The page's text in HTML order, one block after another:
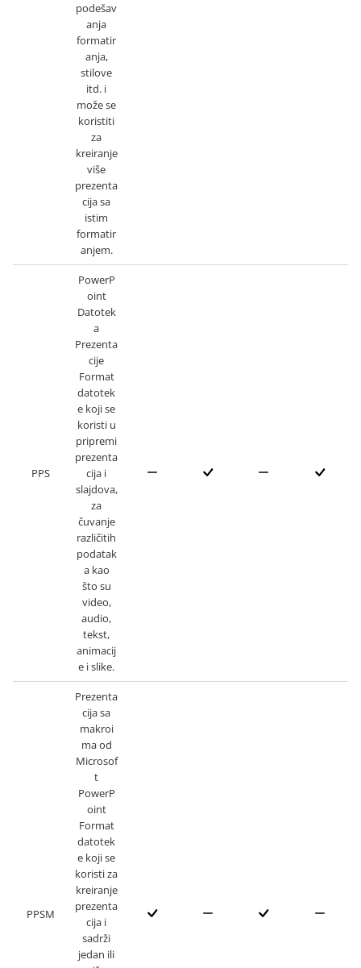
podešav
anja
formatir
anja,
stilove
itd. i
može se
koristiti
za
kreiranje
više
prezenta
cija sa
istim
formatir
anjem.
PPS
PowerP
oint
Datotek
a
Prezenta
cije
Format
datotek
e koji se
koristi u
pripremi
prezenta
cija i
slajdova,
za
čuvanje
različitih
podatak
a kao
što su
video,
audio,
tekst,
animacij
e i slike.
PPSM
Prezenta
cija sa
makroi
ma od
Microsof
t
PowerP
oint
Format
datotek
e koji se
koristi za
kreiranje
prezenta
cija i
sadrži
jedan ili